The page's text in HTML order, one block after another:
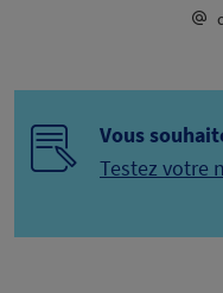
Vous
Testez votre